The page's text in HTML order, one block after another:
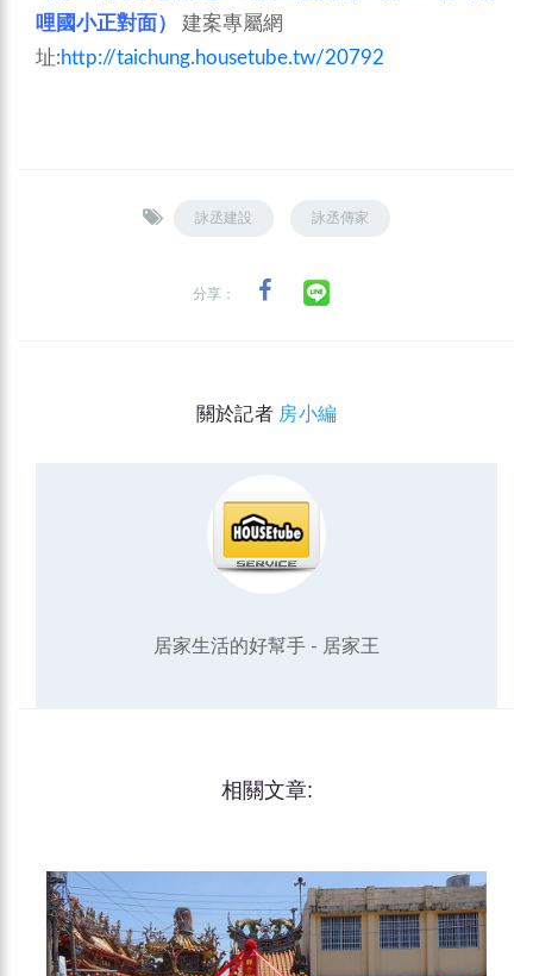
哩國小正對面）
建案專屬網
址:http://taichung.housetube.tw/20792
詠丞建設 詠丞傳家
分享：
關於記者 房小編
居家生活的好幫手 - 居家王
相關文章: